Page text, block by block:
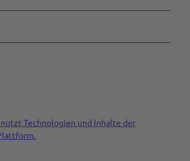
Technologien und Inhalte der